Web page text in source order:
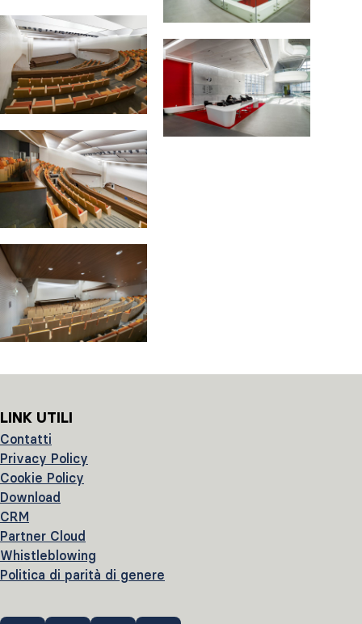
LINK UTILI
Contatti
Privacy Policy
Cookie Policy
Download
CRM
Partner Cloud
Whistleblowing
Politica di parità di genere